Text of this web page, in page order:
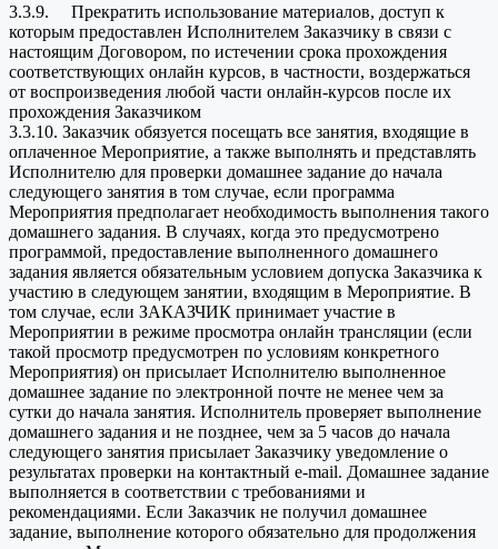
3.3.9. Прекратить использование материалов, доступ к
которым предоставлен Исполнителем Заказчику в связи с
настоящим Договором, по истечении срока прохождения
соответствующих онлайн курсов, в частности, воздержаться
от воспроизведения любой части онлайн-курсов после их
прохождения Заказчиком
3.3.10. Заказчик обязуется посещать все занятия, входящие в
оплаченное Мероприятие, а также выполнять и представлять
Исполнителю для проверки домашнее задание до начала
следующего занятия в том случае, если программа
Мероприятия предполагает необходимость выполнения такого
домашнего задания. В случаях, когда это предусмотрено
программой, предоставление выполненного домашнего
задания является обязательным условием допуска Заказчика к
участию в следующем занятии, входящим в Мероприятие. В
том случае, если ЗАКАЗЧИК принимает участие в
Мероприятии в режиме просмотра онлайн трансляции (если
такой просмотр предусмотрен по условиям конкретного
Мероприятия) он присылает Исполнителю выполненное
домашнее задание по электронной почте не менее чем за
сутки до начала занятия. Исполнитель проверяет выполнение
домашнего задания и не позднее, чем за 5 часов до начала
следующего занятия присылает Заказчику уведомление о
результатах проверки на контактный e-mail. Домашнее задание
выполняется в соответствии с требованиями и
рекомендациями. Если Заказчик не получил домашнее
задание, выполнение которого обязательно для продолжения